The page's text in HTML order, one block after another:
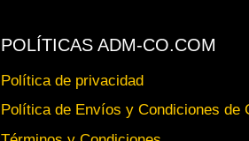
POLÍTICAS ADM-CO.COM
Política de privacidad
Política de Envíos y Condiciones de